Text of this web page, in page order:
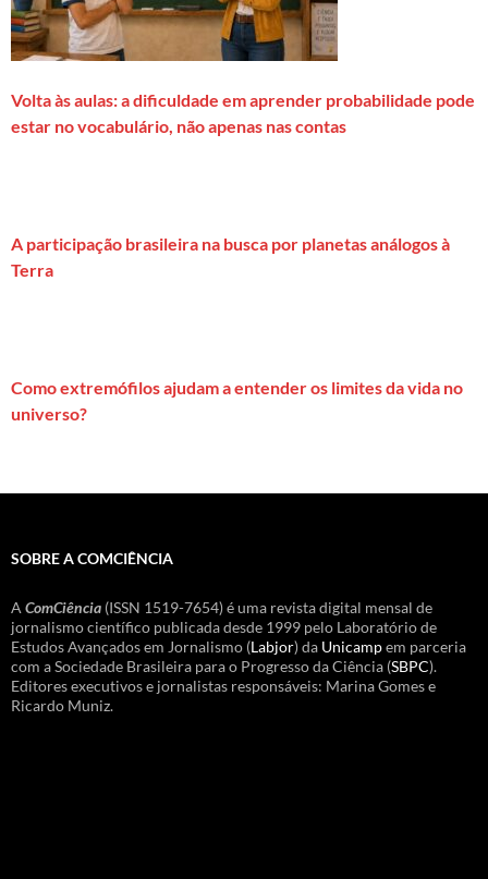
Volta às aulas: a dificuldade em aprender probabilidade pode
estar no vocabulário, não apenas nas contas
A participação brasileira na busca por planetas análogos à
Terra
Como extremófilos ajudam a entender os limites da vida no
universo?
SOBRE A COMCIÊNCIA
A ComCiência (ISSN 1519-7654) é uma revista digital mensal de
jornalismo científico publicada desde 1999 pelo Laboratório de
Estudos Avançados em Jornalismo (Labjor) da Unicampem parceria
com a Sociedade Brasileira para o Progresso da Ciência (SBPC).
Editores executivos e jornalistas responsáveis: Marina Gomes e
Ricardo Muniz.